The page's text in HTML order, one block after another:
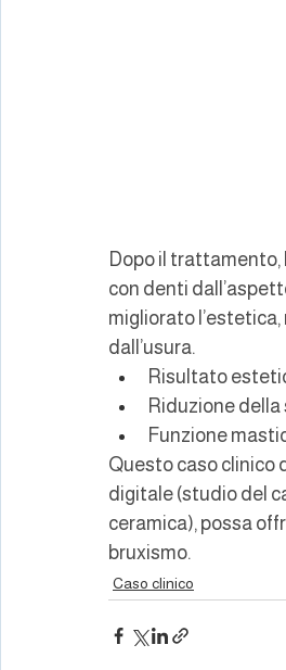
Dopo il trattamento,
con denti
migliorato
dall’usura.
Risultato
Riduzione
Funzione
Questo caso clinico
digitale (studio del
ceramica), possa
bruxismo.
Caso clinico